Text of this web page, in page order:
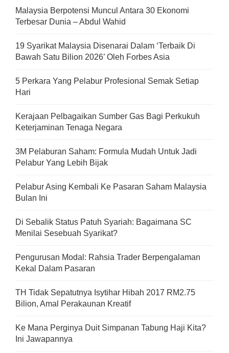
Malaysia Berpotensi Muncul Antara 30 Ekonomi
Terbesar Dunia – Abdul Wahid
19 Syarikat Malaysia Disenarai Dalam ‘Terbaik Di
Bawah Satu Bilion 2026’ Oleh Forbes Asia
5 Perkara Yang Pelabur Profesional Semak Setiap
Hari
Kerajaan Pelbagaikan Sumber Gas Bagi Perkukuh
Keterjaminan Tenaga Negara
3M Pelaburan Saham: Formula Mudah Untuk Jadi
Pelabur Yang Lebih Bijak
Pelabur Asing Kembali Ke Pasaran Saham Malaysia
Bulan Ini
Di Sebalik Status Patuh Syariah: Bagaimana SC
Menilai Sesebuah Syarikat?
Pengurusan Modal: Rahsia Trader Berpengalaman
Kekal Dalam Pasaran
TH Tidak Sepatutnya Isytihar Hibah 2017 RM2.75
Bilion, Amal Perakaunan Kreatif
Ke Mana Perginya Duit Simpanan Tabung Haji Kita?
Ini Jawapannya